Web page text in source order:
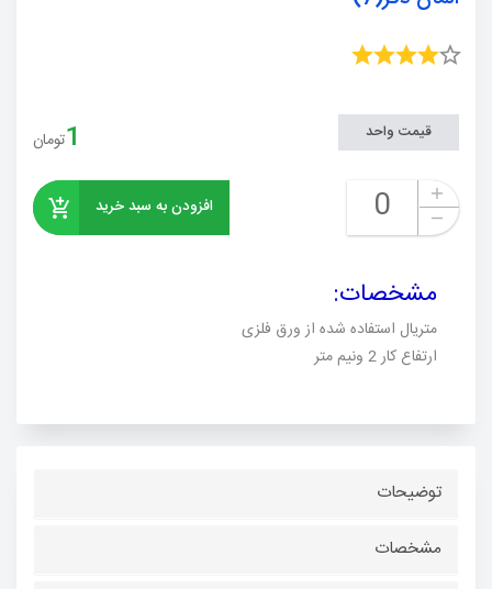
قیمت واحد 1تومان
افزودن به سبد خرید
مشخصات:
متریال استفاده شده از ورق فلزی
ارتفاع کار 2 ونیم متر
توضیحات
مشخصات